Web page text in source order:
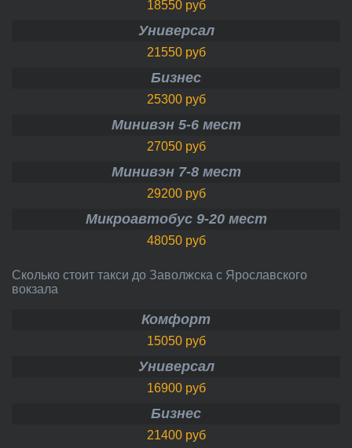
18550 руб
Универсал
21550 руб
Бизнес
25300 руб
Минивэн 5-6 мест
27050 руб
Минивэн 7-8 мест
29200 руб
Микроавтобус 9-20 мест
48050 руб
Сколько стоит такси до Заволжска с Ярославского
вокзала
Комфорт
15050 руб
Универсал
16900 руб
Бизнес
21400 руб